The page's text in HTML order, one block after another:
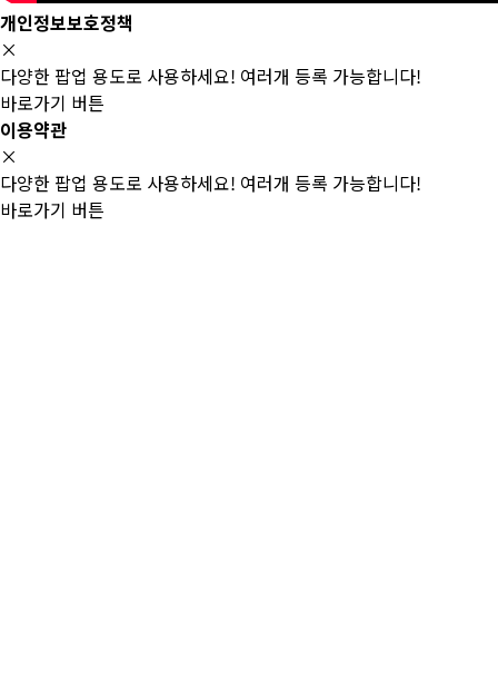
개인정보보호정책
×
다양한 팝업 용도로 사용하세요! 여러개 등록 가능합니다!
바로가기 버튼
이용약관
×
다양한 팝업 용도로 사용하세요! 여러개 등록 가능합니다!
바로가기 버튼